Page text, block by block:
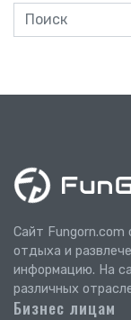
Сайт Fungorn.com
отдыха и
информацию. На
различных
Бизнес лицам